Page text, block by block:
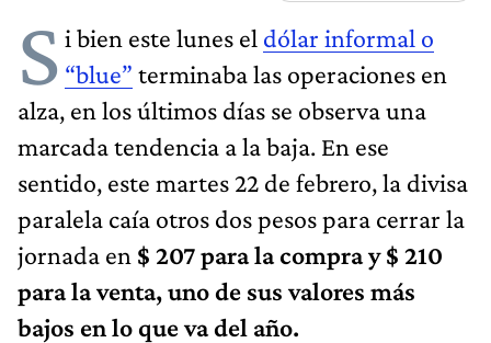
S i bien este lunes el dólar informal o
“blue” terminaba las operaciones en
alza, en los últimos días se observa una
marcada tendencia a la baja. En ese
sentido, este martes 22 de febrero, la divisa
paralela caía otros dos pesos para cerrar la
jornada en $ 207 para la compra y $ 210
para la venta, uno de sus valores más
bajos en lo que va del año.